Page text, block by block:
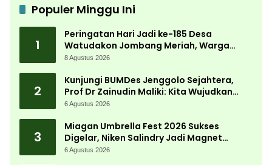
Populer Minggu Ini
1
Peringatan Hari Jadi ke-185 Desa
Watudakon Jombang Meriah, Warga
Tumpek Blek Padati Karnaval Budaya
8 Agustus 2026
2
Kunjungi BUMDes Jenggolo Sejahtera,
Prof Dr Zainudin Maliki: Kita Wujudkan
Kemandirian Ekonomi dengan Potensi
6 Agustus 2026
3
Miagan Umbrella Fest 2026 Sukses
Digelar, Niken Salindry Jadi Magnet
Ribuan Pengunjung
6 Agustus 2026